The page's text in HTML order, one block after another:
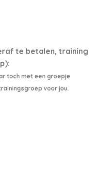
te betalen, training
toch met een groepje
voor jou.